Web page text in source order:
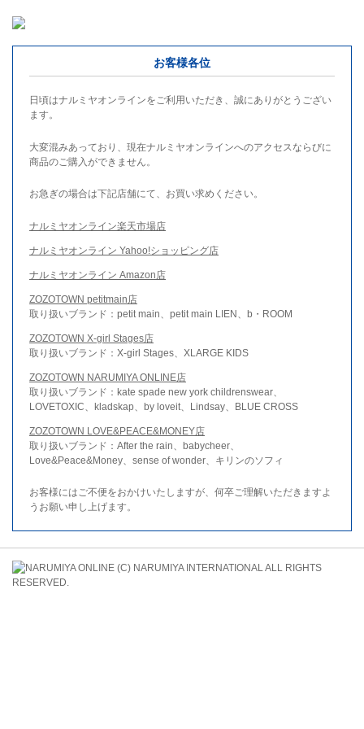
お客様各位
日頃はナルミヤオンラインをご利用いただき、誠にありがとうござい
ます。
大変混みあっており、現在ナルミヤオンラインへのアクセスならびに
商品のご購入ができません。
お急ぎの場合は下記店舗にて、お買い求めください。
ナルミヤオンライン楽天市場店
ナルミヤオンライン Yahoo!ショッピング店
ナルミヤオンライン Amazon店
ZOZOTOWN petitmain店
取り扱いブランド：petit main、petit main LIEN、b・ROOM
ZOZOTOWN X-girl Stages店
取り扱いブランド：X-girl Stages、XLARGE KIDS
ZOZOTOWN NARUMIYA ONLINE店
取り扱いブランド：kate spade new york childrenswear、
LOVETOXIC、kladskap、by loveit、Lindsay、BLUE CROSS
ZOZOTOWN LOVE&PEACE&MONEY店
取り扱いブランド：After the rain、babycheer、
Love&Peace&Money、sense of wonder、キリンのソフィ
お客様にはご不便をおかけいたしますが、何卒ご理解いただきますよ
うお願い申し上げます。